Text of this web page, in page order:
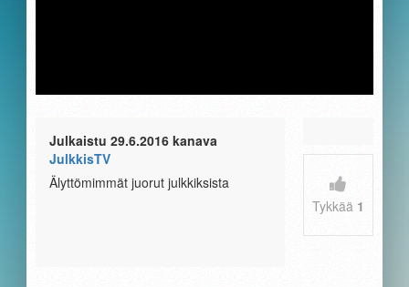
Julkaistu 29.6.2016 kanava
JulkkisTV
Älyttömimmät juorut julkkiksista
Tykkää 1